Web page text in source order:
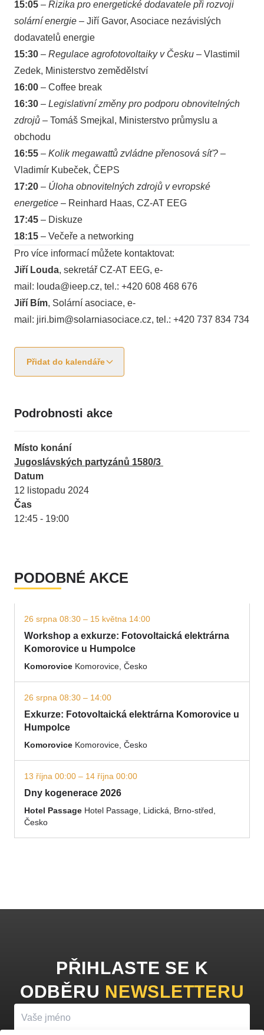
15:05 – Rizika pro energetické dodavatele při rozvoji
solární energie – Jiří Gavor, Asociace nezávislých
dodavatelů energie
15:30 – Regulace agrofotovoltaiky v Česku – Vlastimil
Zedek, Ministerstvo zemědělství
16:00 – Coffee break
16:30 – Legislativní změny pro podporu obnovitelných
zdrojů – Tomáš Smejkal, Ministerstvo průmyslu a
obchodu
16:55 – Kolik megawattů zvládne přenosová síť? –
Vladimír Kubeček, ČEPS
17:20 – Úloha obnovitelných zdrojů v evropské
energetice – Reinhard Haas, CZ-AT EEG
17:45 – Diskuze
18:15 – Večeře a networking​
Pro více informací můžete kontaktovat:
Jiří Louda, sekretář CZ-AT EEG, e-
mail: louda@ieep.cz, tel.: +420 608 468 676
Jiří Bím, Solární asociace, e-
mail: jiri.bim@solarniasociace.cz, tel.: +420 737 834 734​
Přidat do kalendáře
Podrobnosti akce
Místo konání
Jugoslávských partyzánů 1580/3
Datum
12 listopadu 2024
Čas
12:45 - 19:00
PODOBNÉ AKCE
26 srpna 08:30 – 15 května 14:00
Workshop a exkurze: Fotovoltaická elektrárna
Komorovice u Humpolce
Komorovice Komorovice, Česko
26 srpna 08:30 – 14:00
Exkurze: Fotovoltaická elektrárna Komorovice u
Humpolce
Komorovice Komorovice, Česko
13 října 00:00 – 14 října 00:00
Dny kogenerace 2026
Hotel Passage Hotel Passage, Lidická, Brno-střed,
Česko
PŘIHLASTE SE K
ODBĚRU NEWSLETTERU